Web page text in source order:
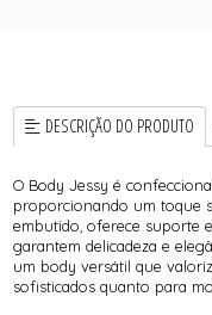
DESCRIÇÃO DO PRODUTO
O Body Jessy é
proporcionando um toque
embutido, oferece suporte
garantem delicadeza e
um body versátil que
sofisticados quanto para